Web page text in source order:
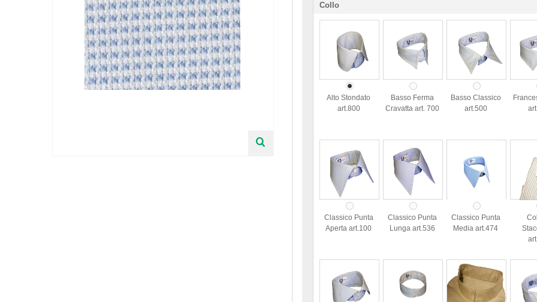
Collo
Alto Stondato
art.800
Basso Ferma
Cravatta art. 700
Basso Classico
art.500
Classico Punta
Aperta art.100
Classico Punta
Lunga art.536
Classico Punta
Media art.474